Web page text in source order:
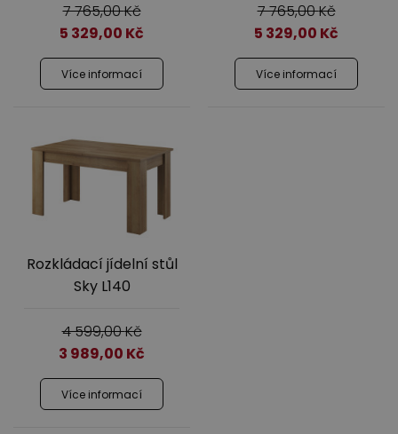
7 765,00Kč
5 329,00 Kč
Více informací
7 765,00Kč
5 329,00 Kč
Více informací
Rozkládací jídelní stůl
Sky L140
4 599,00Kč
3 989,00 Kč
Více informací